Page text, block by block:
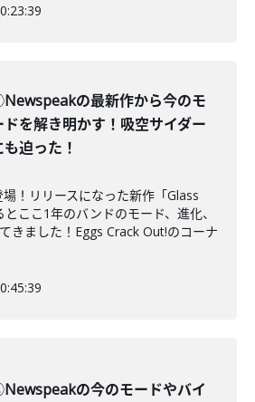
の最新作から今のモ
ドを解き明かす！吸空サイダー
も迫った！
！リリースになった新作「Glass
ここ1年のバンドのモード、進化、
きました！Eggs Crack Out!のコーナ
の今のモードやバイ